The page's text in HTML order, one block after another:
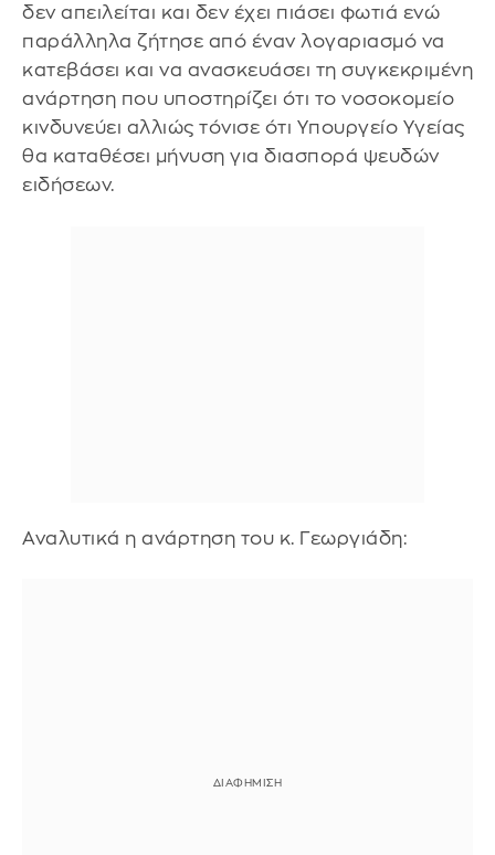
δεν απειλείται και δεν έχει πιάσει φωτιά ενώ
παράλληλα ζήτησε από έναν λογαριασμό να
κατεβάσει και να ανασκευάσει τη συγκεκριμένη
ανάρτηση που υποστηρίζει ότι το νοσοκομείο
κινδυνεύει αλλιώς τόνισε ότι Υπουργείο Υγείας
θα καταθέσει μήνυση για διασπορά ψευδών
ειδήσεων.
Αναλυτικά η ανάρτηση του κ. Γεωργιάδη: